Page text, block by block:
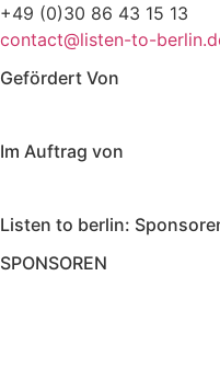
+49 (0)30 86 43 15 13
contact@listen-to-
Gefördert Von
Im Auftrag von
Listen to berlin:
SPONSOREN